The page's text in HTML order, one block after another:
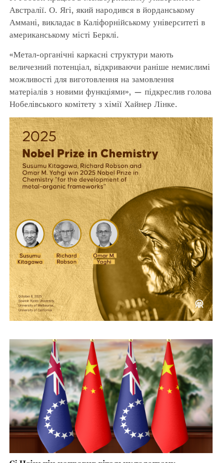
Австралії. О. Ягі, який народився в йорданському
Аммані, викладає в Каліфорнійському університеті в
американському місті Берклі.
«Метал-органічні каркасні структури мають
величезний потенціал, відкриваючи раніше немислимі
можливості для виготовлення на замовлення
матеріалів з новими функціями», — підкреслив голова
Нобелівського комітету з хімії Хайнер Лінке.